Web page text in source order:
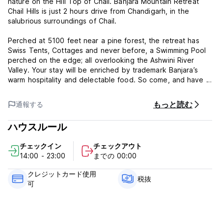
Chail Hills is just 2 hours drive from Chandigarh, in the
salubrious surroundings of Chail.
Perched at 5100 feet near a pine forest, the retreat has
Swiss Tents, Cottages and never before, a Swimming Pool
perched on the edge; all overlooking the Ashwini River
Valley. Your stay will be enriched by trademark Banjara’s
warm hospitality and delectable food. So come, and have a
***Property Policies***
Cancellation policy: 3 days before arrival. In case of a late
cancellation or No Show, you will be charged the first night
Check in from 14:00 to 23:00.
Check out before 12:00 noon.
Taxes not included - 12%
Breakfast included.
No curfew.
通報する もっと読む
ハウスルール
チェックイン
14:00 - 23:00
チェックアウト
までの 00:00
クレジットカード使用
可
税抜